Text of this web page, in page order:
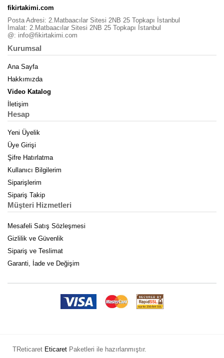
fikirtakimi.com
Posta Adresi: 2.Matbaacılar Sitesi 2NB 25 Topkapı İstanbul
İmalat: 2.Matbaacılar Sitesi 2NB 25 Topkapı İstanbul
@: info@fikirtakimi.com
Kurumsal
Ana Sayfa
Hakkımızda
Video Katalog
İletişim
Hesap
Yeni Üyelik
Üye Girişi
Şifre Hatırlatma
Kullanıcı Bilgilerim
Siparişlerim
Sipariş Takip
Müşteri Hizmetleri
Mesafeli Satış Sözleşmesi
Gizlilik ve Güvenlik
Sipariş ve Teslimat
Garanti, İade ve Değişim
TReticaret Eticaret Paketleri ile hazırlanmıştır.